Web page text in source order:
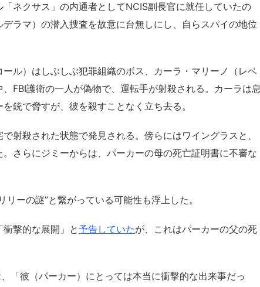
「ネクサス」の内通者としてNCIS副長官に就任していたの
ラマ）の潜入捜査を故意に台無しにし、自らスパイの地位
ル）はしぶしぶ犯罪組織のボス、カーラ・マリーノ（レベ
FBI護衛の一人が偽物で、運転手が射殺される。カーラは
銃で脅すが、彼を殺すことなく立ち去る。
射殺された状態で発見される。傍らにはワイングラスと、
さらにジミーからは、パーカーの母の死亡証明書に不審な
ーの謎”と繋がっている可能性も浮上した。
撃的な展開」と予告していたが、これはパーカーの父の死
「彼（パーカー）にとっては本当に衝撃的な出来事だっ